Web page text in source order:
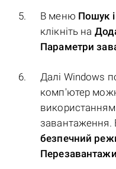
В меню Пошук
клікніть на
Параметри
Далі Windows
комп'ютер
завантаження.
безпечний